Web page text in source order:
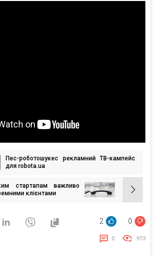
Пес-роботошукес рекламний TВ-кампейс
для robota.ua
стартапам важливо
клієнтами
2 0
0 973